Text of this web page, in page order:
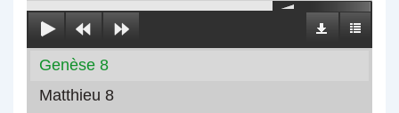
Genèse 8
Matthieu 8